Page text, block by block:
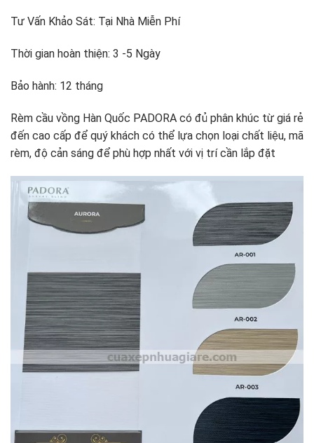
Tư Vấn Khảo Sát: Tại Nhà Miễn Phí
Thời gian hoàn thiện: 3 -5 Ngày
Bảo hành: 12 tháng
Rèm cầu vồng Hàn Quốc PADORA có đủ phân khúc từ giá rẻ
đến cao cấp để quý khách có thể lựa chọn loại chất liệu, mã
rèm, độ cản sáng để phù hợp nhất với vị trí cần lắp đặt